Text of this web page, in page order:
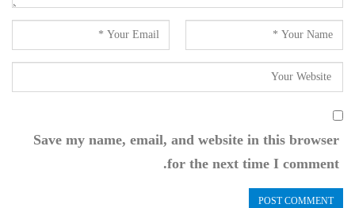
Save my name, email, and website in this browser
for the next time I comment.